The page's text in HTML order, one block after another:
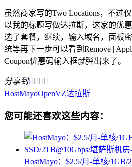
虽然商家写的Two Locations，不过
以我的标题写做达拉斯，这家的优
选了套餐，继续，输入域名，面板
统等再下一步可以看到Remove |
Coupon优惠码输入框就弹出来了。
分享到   
HostMayoOpenVZ达拉斯
您可能还喜欢这些内容：
HostMayo：$2.5/月-单核/1GB/